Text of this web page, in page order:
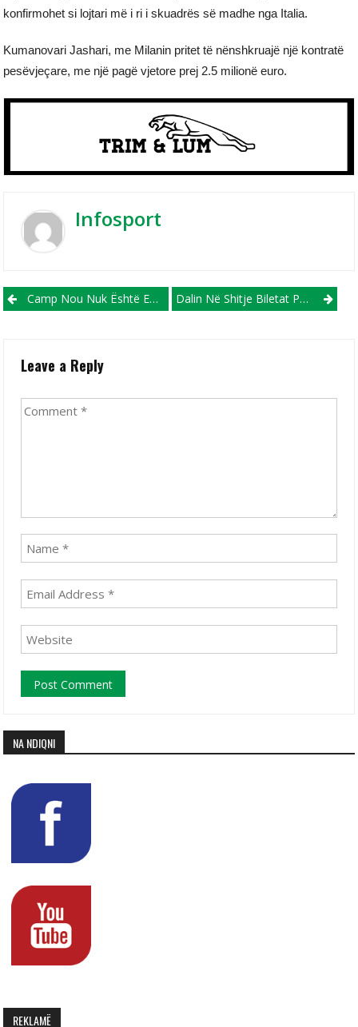
konfirmohet si lojtari më i ri i skuadrës së madhe nga Italia.
Kumanovari Jashari, me Milanin pritet të nënshkruajë një kontratë
pesëvjeçare, me një pagë vjetore prej 2.5 milionë euro.
Infosport
Post navigation
Camp Nou Nuk Është Ende Gati, Barcelona Debuton Vetëm Në Javën 4, Me Një Kapacitet Të Kufizuar Prej 30 Mijë Vendesh! Dalin Në Shitje Biletat Për Ndeshjen E Shtatorit, Shqipëri-Letoni
Leave a Reply
NA NDIQNI
REKLAMË